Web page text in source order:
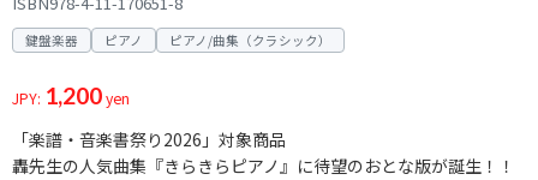
鍵盤楽器 ピアノ ピアノ/曲集（クラシック）
JPY: 1,200yen
「楽譜・音楽書祭り2026」対象商品
轟先生の人気曲集『きらきらピアノ』に待望のおとな版が誕生！！